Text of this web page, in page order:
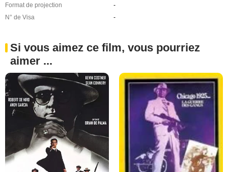
Format de projection
-
N° de Visa
-
Si vous aimez ce film, vous pourriez
aimer ...